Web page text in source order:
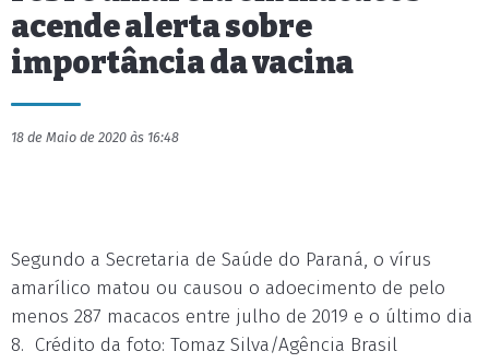
acende alerta sobre
importância da vacina
18 de Maio de 2020 às 16:48
Segundo a Secretaria de Saúde do Paraná, o vírus
amarílico matou ou causou o adoecimento de pelo
menos 287 macacos entre julho de 2019 e o último dia
8. Crédito da foto: Tomaz Silva/Agência Brasil